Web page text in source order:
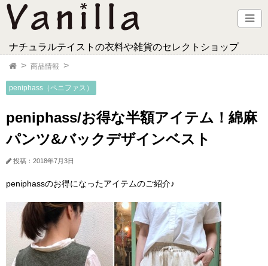
ナチュラルテイストの衣料や雑貨のセレクトショップ
商品情報
peniphass（ペニファス）
peniphass/お得な半額アイテム！綿麻
パンツ&バックデザインベスト
投稿：2018年7月3日
peniphassのお得になったアイテムのご紹介♪